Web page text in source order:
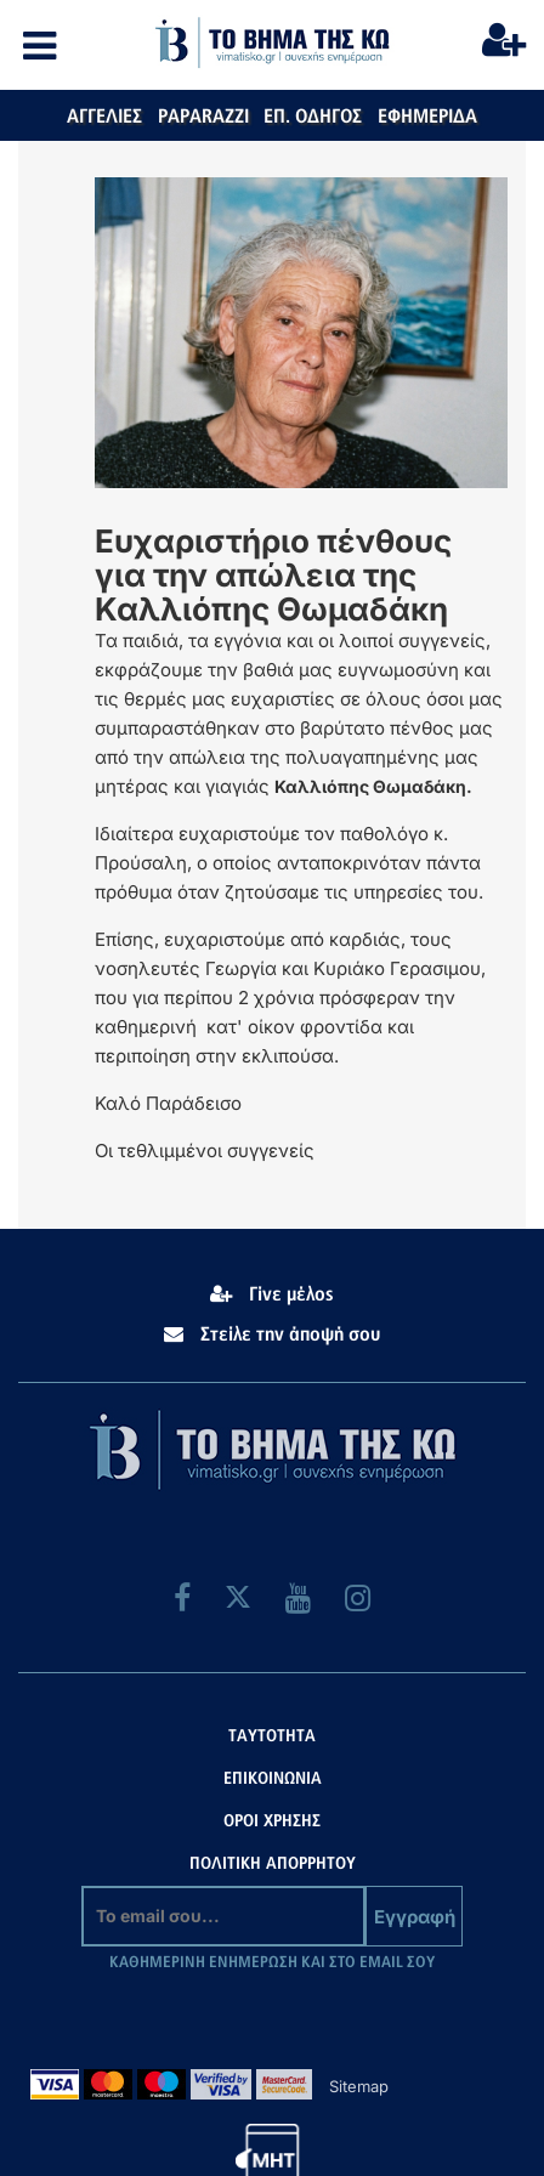
ΑΓΓΕΛΙΕΣ PAPARAZZI ΕΠ. ΟΔΗΓΟΣ ΕΦΗΜΕΡΙΔΑ
Ευχαριστήριο πένθους
για την απώλεια της
Καλλιόπης Θωμαδάκη
Τα παιδιά, τα εγγόνια και οι λοιποί συγγενείς,
εκφράζουμε την βαθιά μας ευγνωμοσύνη και
τις θερμές μας ευχαριστίες σε όλους όσοι μας
συμπαραστάθηκαν στο βαρύτατο πένθος μας
από την απώλεια της πολυαγαπημένης μας
μητέρας και γιαγιάς Καλλιόπης Θωμαδάκη.
Ιδιαίτερα ευχαριστούμε τον παθολόγο κ.
Προύσαλη, ο οποίος ανταποκρινόταν πάντα
πρόθυμα όταν ζητούσαμε τις υπηρεσίες του.
Επίσης, ευχαριστούμε από καρδιάς, τους
νοσηλευτές Γεωργία και Κυριάκο Γερασιμου,
που για περίπου 2 χρόνια πρόσφεραν την
καθημερινή κατ' οίκον φροντίδα και
περιποίηση στην εκλιπούσα.
Καλό Παράδεισο
Οι τεθλιμμένοι συγγενείς
Γίνε μέλος
Στείλε την άποψή σου
ΤΑΥΤΟΤΗΤΑ
ΕΠΙΚΟΙΝΩΝΙΑ
ΟΡΟΙ ΧΡΗΣΗΣ
ΠΟΛΙΤΙΚΗ ΑΠΟΡΡΗΤΟΥ
Εγγραφή
ΚΑΘΗΜΕΡΙΝΗ ΕΝΗΜΕΡΩΣΗ ΚΑΙ ΣΤΟ EMAIL ΣΟΥ
Sitemap